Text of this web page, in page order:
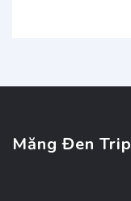
Măng Đen Trip